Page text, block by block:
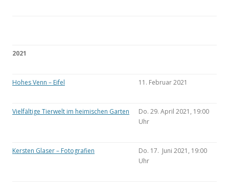
2021
Hohes Venn – Eifel 11. Februar 2021
Vielfältige Tierwelt im heimischen Garten
Do. 29. April 2021, 19:00
Uhr
Kersten Glaser – Fotografien
Do. 17. Juni 2021, 19:00
Uhr